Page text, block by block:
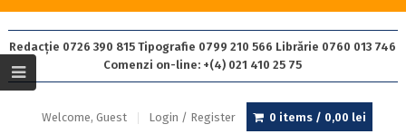
Redacție 0726 390 815 Tipografie 0799 210 566 Librărie 0760 013 746
Comenzi on-line: +(4) 021 410 25 75
Welcome, Guest Login / Register 0 items / 0,00 lei